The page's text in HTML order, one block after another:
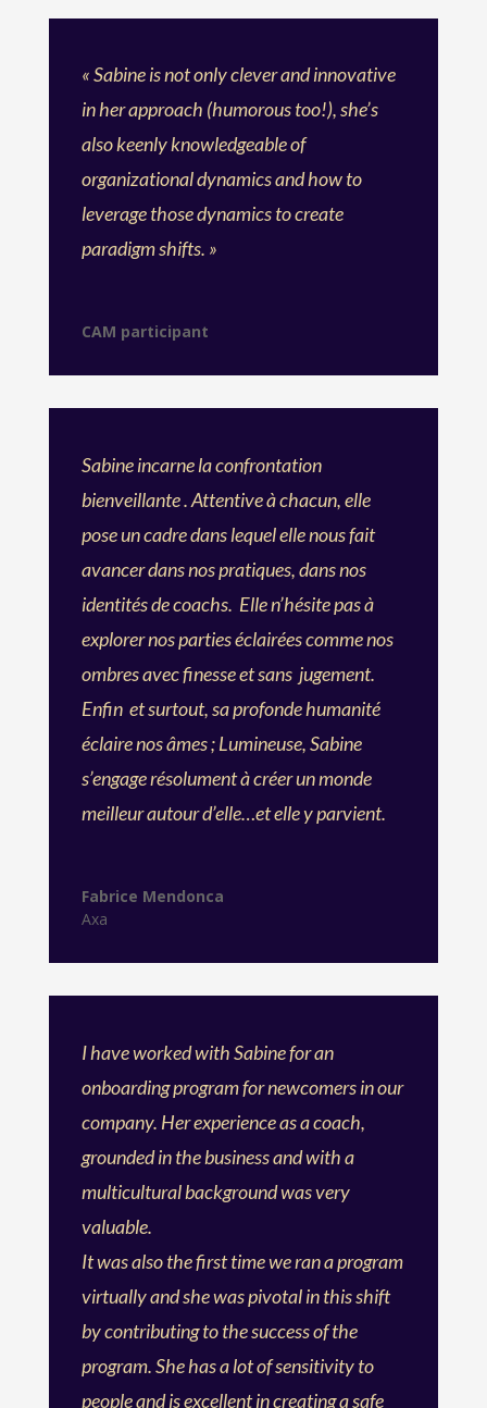
« Sabine is not only clever and innovative
in her approach (humorous too!), she’s
also keenly knowledgeable of
organizational dynamics and how to
leverage those dynamics to create
paradigm shifts. »
CAM participant
Sabine incarne la confrontation
bienveillante . Attentive à chacun, elle
pose un cadre dans lequel elle nous fait
avancer dans nos pratiques, dans nos
identités de coachs. Elle n’hésite pas à
explorer nos parties éclairées comme nos
ombres avec finesse et sans jugement.
Enfin et surtout, sa profonde humanité
éclaire nos âmes ; Lumineuse, Sabine
s’engage résolument à créer un monde
meilleur autour d’elle…et elle y parvient.
Fabrice Mendonca
Axa
I have worked with Sabine for an
onboarding program for newcomers in our
company. Her experience as a coach,
grounded in the business and with a
multicultural background was very
valuable.
It was also the first time we ran a program
virtually and she was pivotal in this shift
by contributing to the success of the
program. She has a lot of sensitivity to
people and is excellent in creating a safe